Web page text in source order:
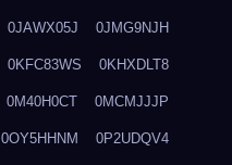
0JAWX05J 0JMG9NJH
0KFC83WS 0KHXDLT8
0M40H0CT 0MCMJJJP
0OY5HHNM 0P2UDQV4